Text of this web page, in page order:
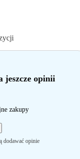
jeszcze opinii
zakupy
dodawać opinie